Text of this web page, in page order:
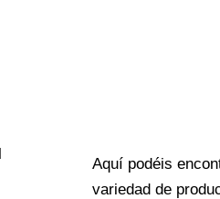
Aquí podéis
variedad de